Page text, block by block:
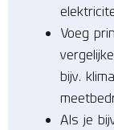
Voeg
bijv.
Als je